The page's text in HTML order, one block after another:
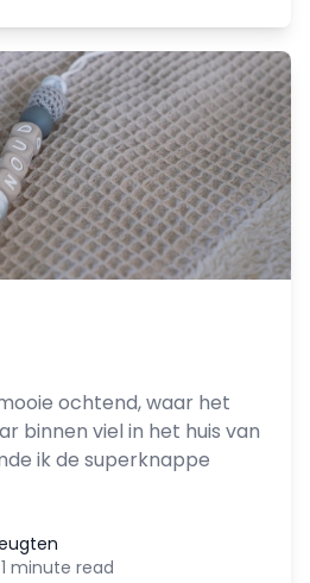
ochtend, waar het
binnen viel in het huis van
ik de superknappe
1 minute read